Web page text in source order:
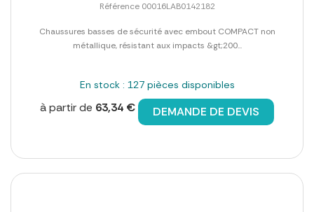
Référence 00016LAB0142182
Chaussures basses de sécurité avec embout COMPACT non
métallique, résistant aux impacts &gt;200...
En stock : 127 pièces disponibles
à partir de 63,34 € DEMANDE DE DEVIS